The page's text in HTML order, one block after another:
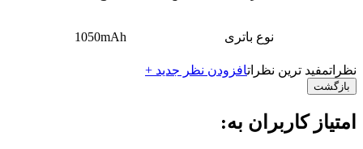
نوع باتری 1050mAh
نظراتمفید ترین نظراتافزودن نظر جدید +
بازگشت
امتیاز کاربران به: